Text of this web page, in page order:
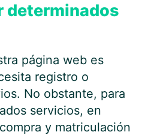
determinados
página web es
registro o
No obstante, para
servicios, en
y matriculación